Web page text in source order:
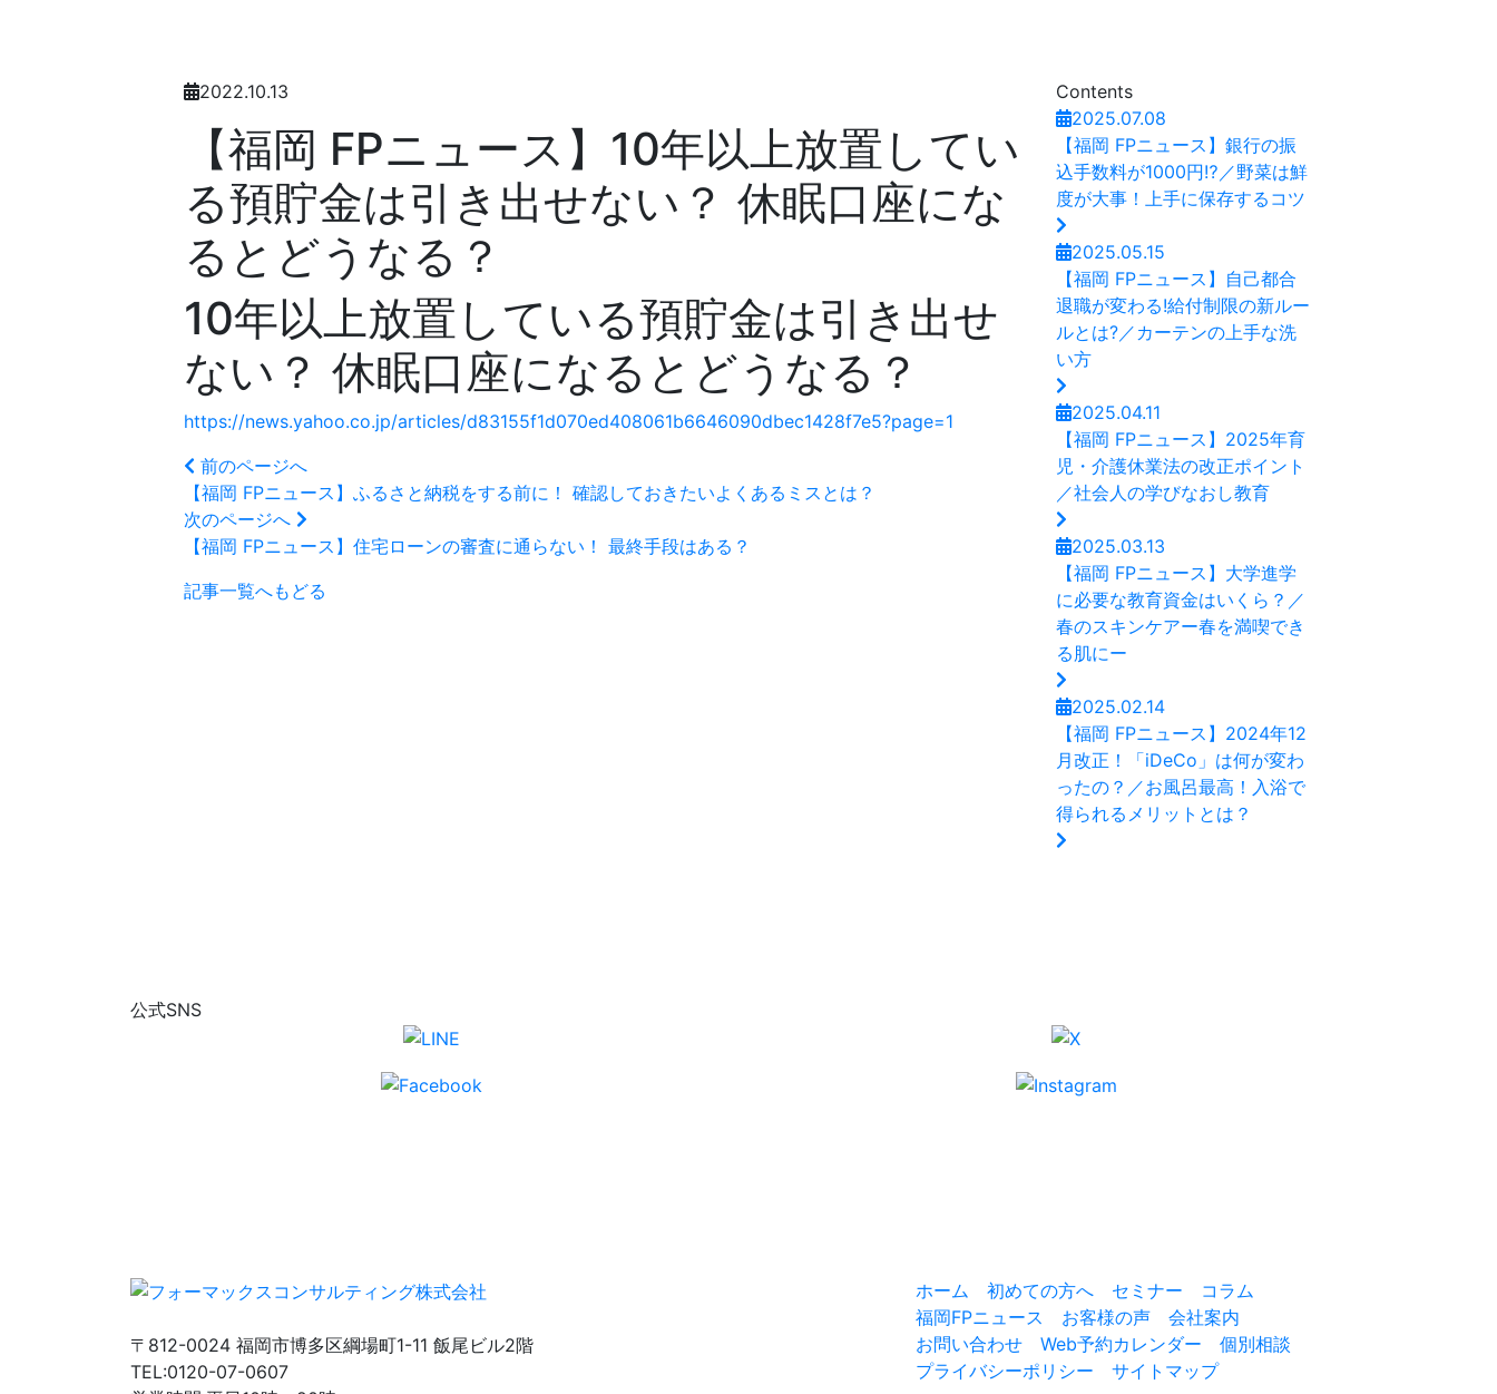
2022.10.13
【福岡 FPニュース】10年以上放置してい
る預貯金は引き出せない？ 休眠口座にな
るとどうなる？
10年以上放置している預貯金は引き出せ
ない？ 休眠口座になるとどうなる？
https://news.yahoo.co.jp/articles/d83155f1d070ed408061b6646090dbec1428f7e5?page=1
前のページへ
【福岡 FPニュース】ふるさと納税をする前に！ 確認しておきたいよくあるミスとは？
次のページへ
【福岡 FPニュース】住宅ローンの審査に通らない！ 最終手段はある？
記事一覧へもどる
Contents
2025.07.08
【福岡 FPニュース】銀行の振
込手数料が1000円⁉／野菜は鮮
度が大事！上手に保存するコツ
2025.05.15
【福岡 FPニュース】自己都合
退職が変わる!給付制限の新ルー
ルとは?／カーテンの上手な洗
い方
2025.04.11
【福岡 FPニュース】2025年育
児・介護休業法の改正ポイント
／社会人の学びなおし教育
2025.03.13
【福岡 FPニュース】大学進学
に必要な教育資金はいくら？／
春のスキンケアー春を満喫でき
る肌にー
2025.02.14
【福岡 FPニュース】2024年12
月改正！「iDeCo」は何が変わ
ったの？／お風呂最高！入浴で
得られるメリットとは？
公式SNS
〒812-0024 福岡市博多区綱場町1-11 飯尾ビル2階
TEL:0120-07-0607
ホーム 初めての方へ セミナー
コラム
福岡FPニュース
お客様の声
会社案内
お問い合わせ
Web予約カレンダー
個別相談
プライバシーポリシー
サイトマップ